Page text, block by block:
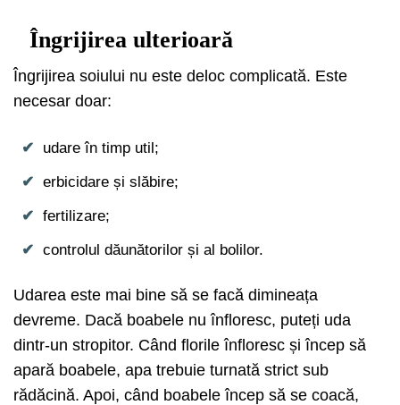
Îngrijirea ulterioară
Îngrijirea soiului nu este deloc complicată. Este
necesar doar:
udare în timp util;
erbicidare și slăbire;
fertilizare;
controlul dăunătorilor și al bolilor.
Udarea este mai bine să se facă dimineața
devreme. Dacă boabele nu înfloresc, puteți uda
dintr-un stropitor. Când florile înfloresc și încep să
apară boabele, apa trebuie turnată strict sub
rădăcină. Apoi, când boabele încep să se coacă,